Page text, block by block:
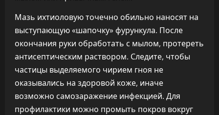
Мазь ихтиоловую точечно обильно наносят на
выступающую «шапочку» фурункула. После
окончания руки обработать с мылом, протереть
антисептическим раствором. Следите, чтобы
частицы выделяемого чирием гноя не
оказывались на здоровой коже, иначе
возможно самозаражение инфекцией. Для
профилактики можно промыть покров вокруг